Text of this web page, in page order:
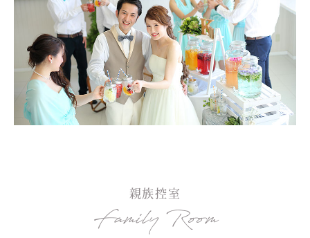
親族控室
Family Room